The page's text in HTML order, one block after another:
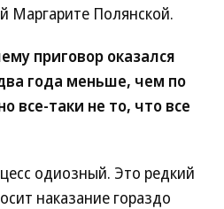
Маргарите Полянской.
приговор оказался
года меньше, чем по
все-таки не то, что все
одиозный. Это редкий
наказание гораздо